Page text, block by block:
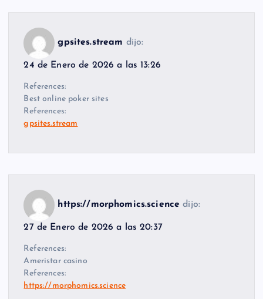
gpsites.stream dijo:
24 de Enero de 2026 a las 13:26
References:
Best online poker sites
References:
gpsites.stream
https://morphomics.science dijo:
27 de Enero de 2026 a las 20:37
References:
Ameristar casino
References:
https://morphomics.science